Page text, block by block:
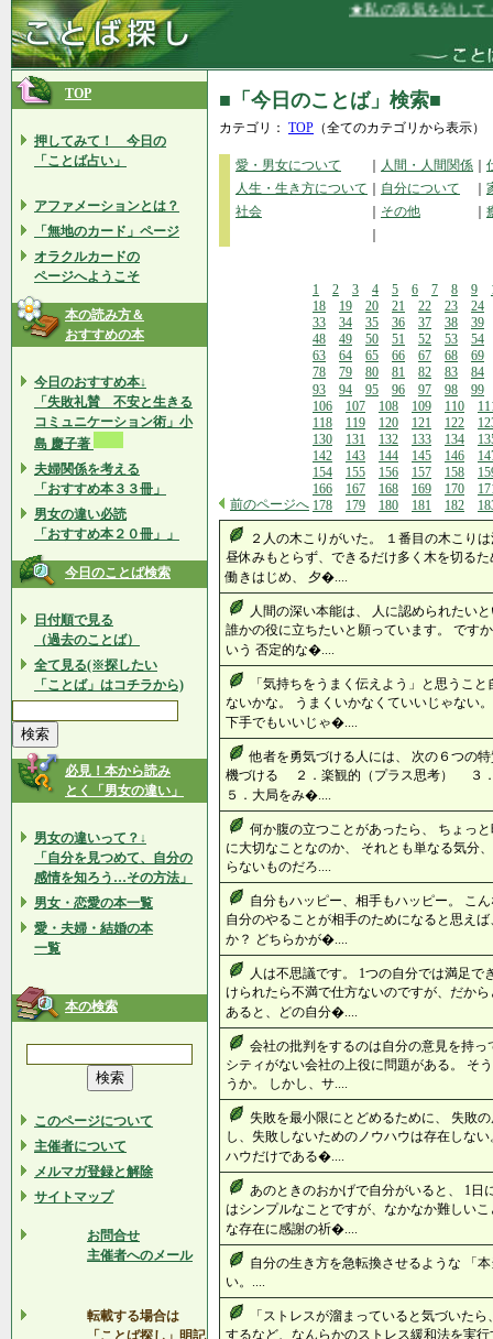
★私の病気を治してく
TOP
押してみて！ 今日の
「ことば占い」
アファメーションとは？
「無地のカード」ページ
オラクルカードの
ページへようこそ
本の読み方＆
おすすめの本
今日のおすすめ本↓
「失敗礼賛 不安と生きる
コミュニケーション術」小
島 慶子著
夫婦関係を考える
「おすすめ本３３冊」
男女の違い必読
「おすすめ本２０冊」」
今日のことば検索
日付順で見る
（過去のことば）
全て見る(※探したい
「ことば」はコチラから)
必見！本から読み
とく「男女の違い」
男女の違いって？↓
「自分を見つめて、自分の
感情を知ろう…その方法」
男女・恋愛の本一覧
愛・夫婦・結婚の本
一覧
本の検索
このページについて
主催者について
メルマガ登録と解除
サイトマップ
お問合せ
主催者へのメール
転載する場合は
「ことば探し」明記
■「今日のことば」検索■
カテゴリ： TOP （全てのカテゴリから表示）
愛・男女について 人間・人間関係
人生・生き方について
自分について
社会
その他
前のページへ
1 2 3 4 5 6 7 8 9
18
19 20 21 22 23
24
33
34 35 36 37 38
39
48
49 50 51 52 53
54
63
64 65 66 67 68
69
78
79 80 81 82 83
84
93
94 95 96 97 98
99
106
107 108 109 110
118
119 120 121 122
130
131 132 133 134
142
143 144 145 146
154
155 156 157 158
166
167 168 169 170
178
179 180 181 182
２人の木こりがいた。 １番目の木こり
昼休みもとらず、できるだけ多く木を切る
働きはじめ、 夕�....
人間の深い本能は、 人に認められたい
誰かの役に立ちたいと願っています。 です
いう 否定的な�....
「気持ちをうまく伝えよう」と思うこ
ないかな。 うまくいかなくていいじゃない
下手でもいいじゃ�....
他者を勇気づける人には、 次の６つの
機づける ２．楽観的（プラス思考）
５．大局をみ�....
何か腹の立つことがあったら、 ちょっ
に大切なことなのか、 それとも単なる気分
らないものだろ....
自分もハッピー、相手もハッピー。 こ
自分のやることが相手のためになると思え
か？ どちらかが�....
人は不思議です。 1つの自分では満足
けられたら不満で仕方ないのですが、だか
あると、どの自分�....
会社の批判をするのは自分の意見を持
シティがない会社の上役に問題がある。 そ
うか。 しかし、サ....
失敗を最小限にとどめるために、 失敗
し、失敗しないためのノウハウは存在しな
ハウだけである�....
あのときのおかげで自分がいると、 1日
はシンプルなことですが、なかなか難しい
な存在に感謝の祈�....
自分の生き方を急転換させるような 「
い。....
「ストレスが溜まっていると気づいた
するなど、なんらかのストレス緩和法を実